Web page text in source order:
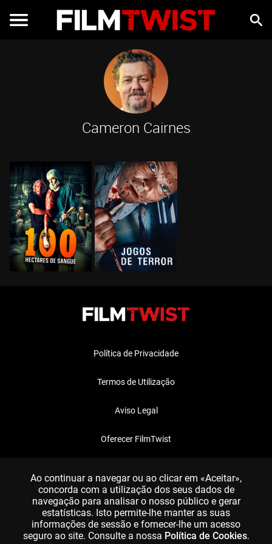
Cameron Cairnes
Política de Privacidade
Termos de Utilização
Aviso Legal
Oferecer FilmTwist
Ao continuar a navegar ou ao clicar em «Aceitar»,
concorda com a utilização dos seus dados de
navegação para analisar o nosso público e gerar
estatísticas. Isto permite-lhe manter as suas
informações de sessão e fornecer-lhe um acesso
seguro ao site. Consulte a nossa Política de Cookies.